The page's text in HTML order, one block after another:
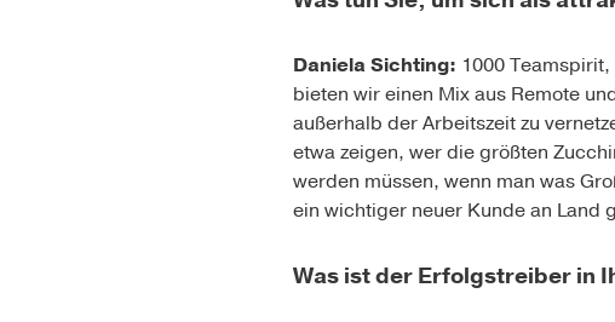
Daniela Sichting: 1000
bieten wir einen Mix aus Remote
außerhalb der Arbeitszeit zu
etwa zeigen, wer die größten
werden müssen, wenn man was
ein wichtiger neuer Kunde an Land
Was ist der Erfolgstreiber in